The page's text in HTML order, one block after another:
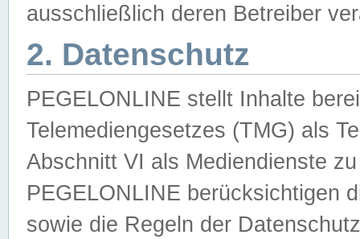
ausschließlich deren Betreiber
2. Datenschutz
PEGELONLINE stellt Inhalte
Telemediengesetzes (TMG) als
Abschnitt VI als Mediendienste
PEGELONLINE berücksichtigen
sowie die Regeln der